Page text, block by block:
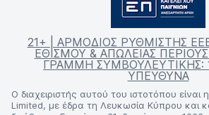
21+ | ΑΡΜΟΔΙΟΣ ΡΥΘΜΙΣΤΗΣ
ΕΘΙΣΜΟΥ & ΑΠΩΛΕΙΑΣ
ΓΡΑΜΜΗ ΣΥΜΒΟΥΛΕΥΤΙΚΗΣ:
ΥΠΕΥΘΥΝΑ
Ο διαχειριστής αυτού του ιστοτόπου είναι
Limited, με έδρα τη Λευκωσία Κύπρου και